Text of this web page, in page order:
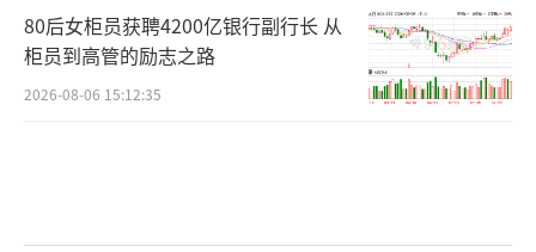
80后女柜员获聘4200亿银行副行长 从
柜员到高管的励志之路
2026-08-06 15:12:35